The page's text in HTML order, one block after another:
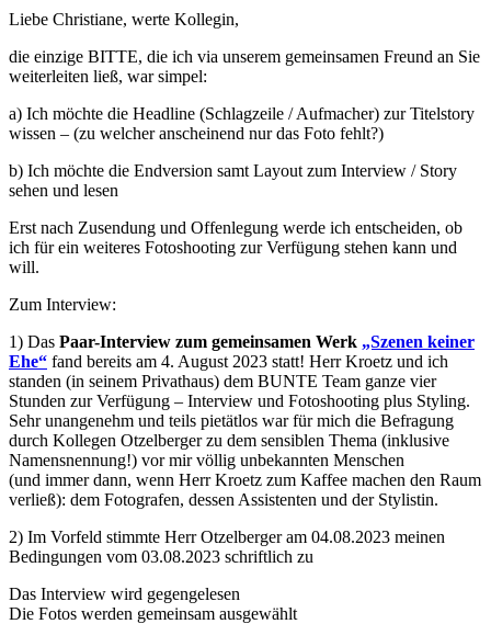
Liebe Christiane, werte Kollegin,
die einzige BITTE, die ich via unserem gemeinsamen Freund an Sie
weiterleiten ließ, war simpel:
a) Ich möchte die Headline (Schlagzeile / Aufmacher) zur Titelstory
wissen – (zu welcher anscheinend nur das Foto fehlt?)
b) Ich möchte die Endversion samt Layout zum Interview / Story
sehen und lesen
Erst nach Zusendung und Offenlegung werde ich entscheiden, ob
ich für ein weiteres Fotoshooting zur Verfügung stehen kann und
will.
Zum Interview:
1) Das Paar-Interview zum gemeinsamen Werk „Szenen keiner
Ehe“ fand bereits am 4. August 2023 statt! Herr Kroetz und ich
standen (in seinem Privathaus) dem BUNTE Team ganze vier
Stunden zur Verfügung – Interview und Fotoshooting plus Styling.
Sehr unangenehm und teils pietätlos war für mich die Befragung
durch Kollegen Otzelberger zu dem sensiblen Thema (inklusive
Namensnennung!) vor mir völlig unbekannten Menschen
(und immer dann, wenn Herr Kroetz zum Kaffee machen den Raum
verließ): dem Fotografen, dessen Assistenten und der Stylistin.
2) Im Vorfeld stimmte Herr Otzelberger am 04.08.2023 meinen
Bedingungen vom 03.08.2023 schriftlich zu
Das Interview wird gegengelesen
Die Fotos werden gemeinsam ausgewählt